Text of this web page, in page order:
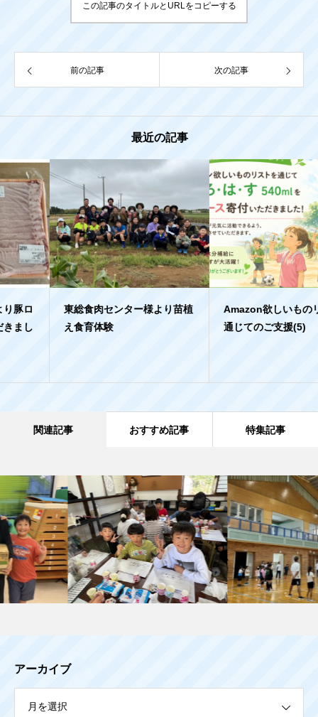
この記事のタイトルとURLをコピーする
前の記事 次の記事
最近の記事
東総食肉センター様より苗植
え食育体験
Amazon欲しいものリストを
通じてのご支援(5)
関連記事 おすすめ記事 特集記事
アーカイブ
月を選択